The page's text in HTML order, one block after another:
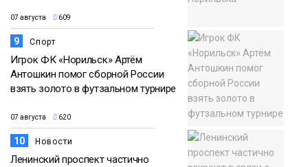
07 августа 609
9 Спорт
Игрок ФК «Норильск» Артём
Антошкин помог сборной России
взять золото в футзальном турнире
07 августа 620
10 Новости
Ленинский проспект частично